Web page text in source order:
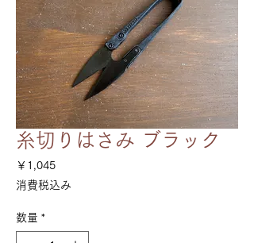
糸切りはさみ ブラック
￥1,045価
格
消費税込み
数量 *